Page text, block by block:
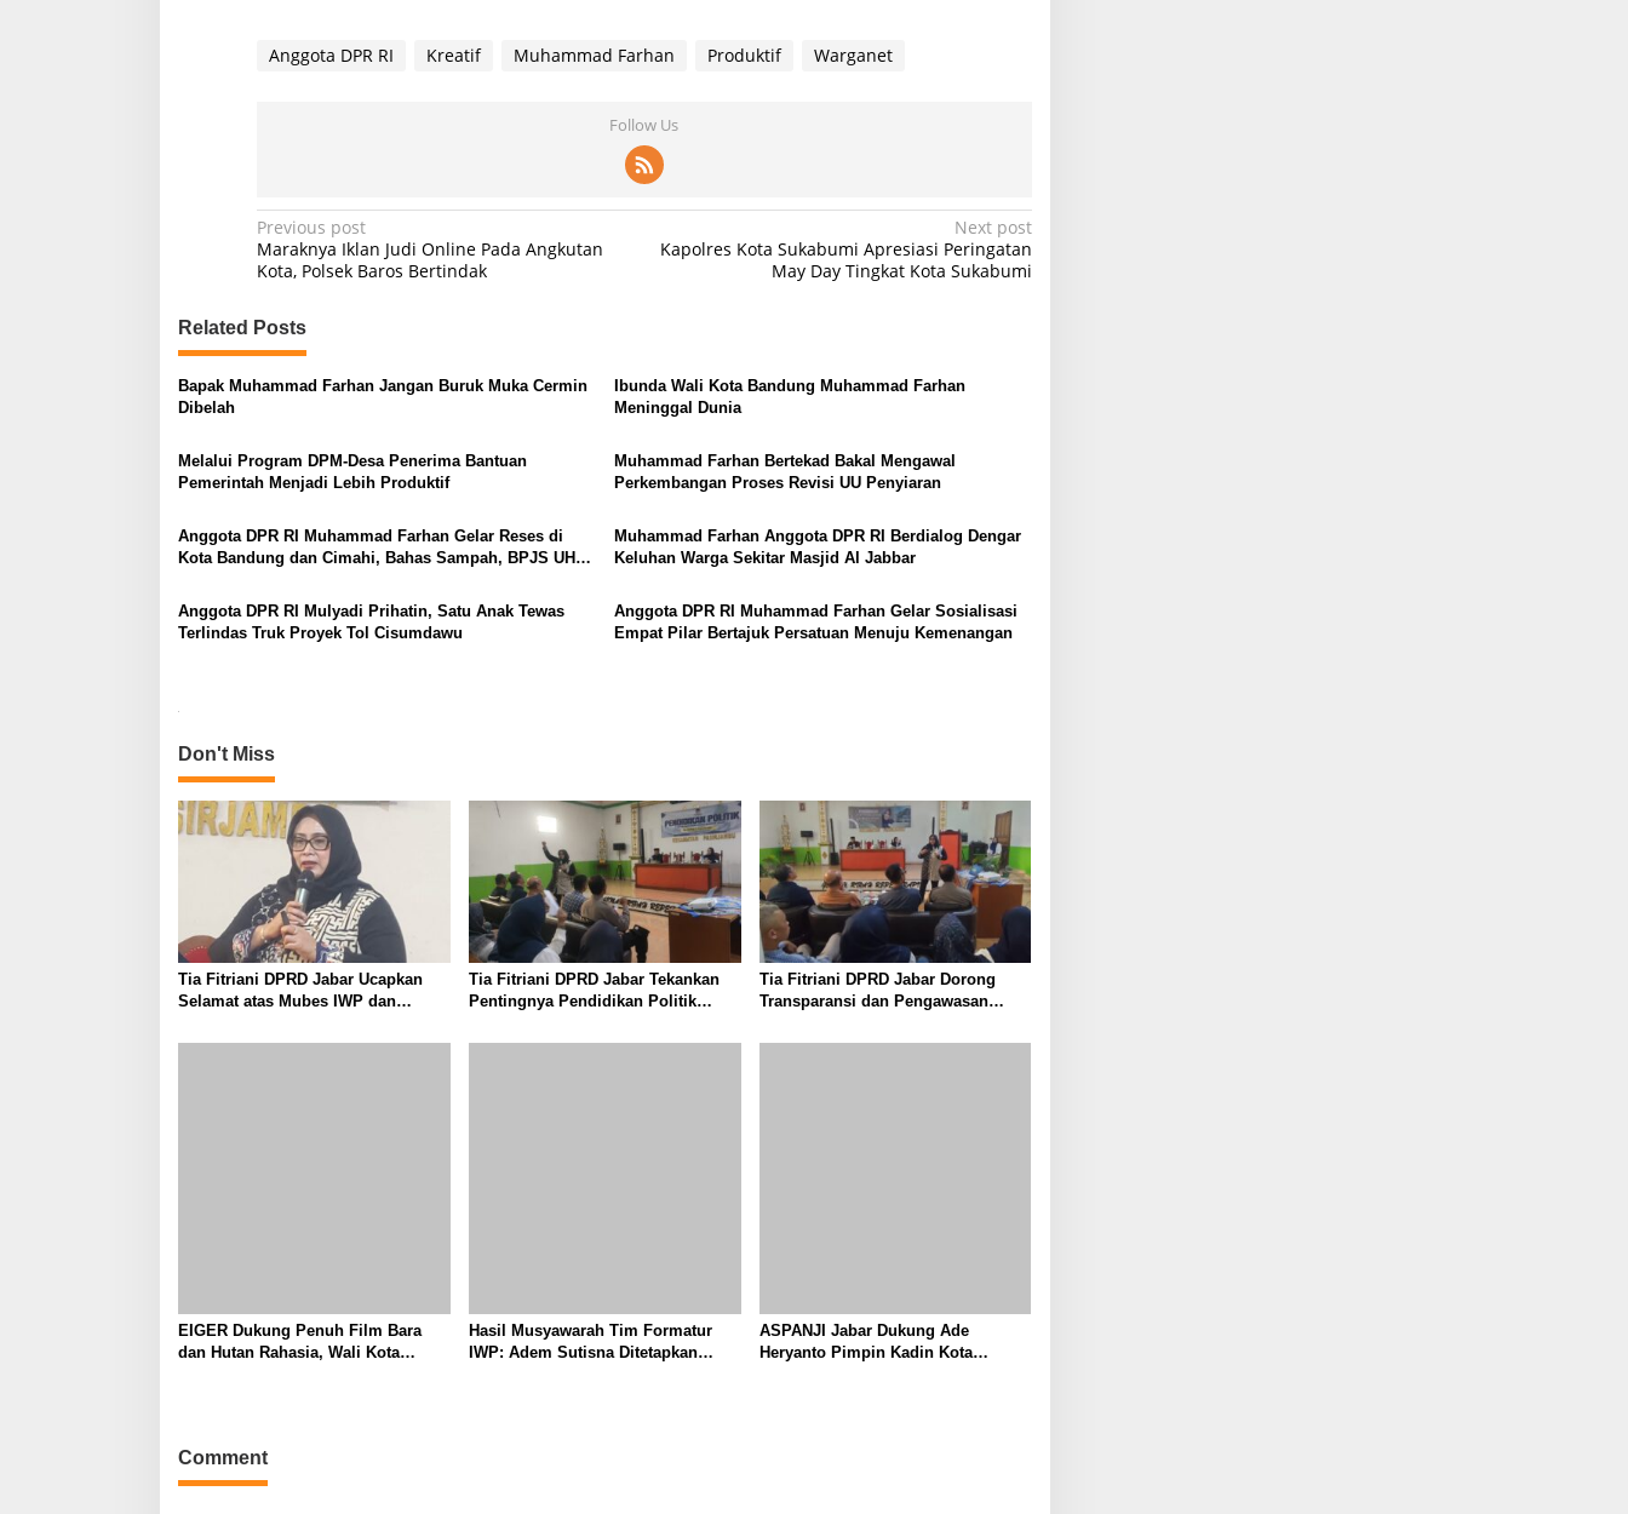
Anggota DPR RI Kreatif Muhammad Farhan Produktif Warganet
Follow Us
P
o
t
a
i
a
t
i
o
Previous post
Maraknya Iklan Judi Online Pada Angkutan
Kota, Polsek Baros Bertindak
Next post
Kapolres Kota Sukabumi Apresiasi Peringatan
May Day Tingkat Kota Sukabumi
Related Posts
Bapak Muhammad Farhan Jangan Buruk Muka Cermin
Dibelah
Ibunda Wali Kota Bandung Muhammad Farhan
Meninggal Dunia
Melalui Program DPM-Desa Penerima Bantuan
Pemerintah Menjadi Lebih Produktif
Muhammad Farhan Bertekad Bakal Mengawal
Perkembangan Proses Revisi UU Penyiaran
Anggota DPR RI Muhammad Farhan Gelar Reses di
Kota Bandung dan Cimahi, Bahas Sampah, BPJS UHC
Muhammad Farhan Anggota DPR RI Berdialog Dengar
Keluhan Warga Sekitar Masjid Al Jabbar
Anggota DPR RI Mulyadi Prihatin, Satu Anak Tewas
Terlindas Truk Proyek Tol Cisumdawu
Anggota DPR RI Muhammad Farhan Gelar Sosialisasi
Empat Pilar Bertajuk Persatuan Menuju Kemenangan
Don't Miss
Tia Fitriani DPRD Jabar Ucapkan
Selamat atas Mubes IWP dan
Ketua IWP Jabar
Tia Fitriani DPRD Jabar Tekankan
Pentingnya Pendidikan Politik
Kabupaten Bandung
Tia Fitriani DPRD Jabar Dorong
Transparansi dan Pengawasan
Tingkat Desa
EIGER Dukung Penuh Film Bara
dan Hutan Rahasia, Wali Kota
Hasil Musyawarah Tim Formatur
IWP: Adem Sutisna Ditetapkan
ASPANJI Jabar Dukung Ade
Heryanto Pimpin Kadin Kota
Comment